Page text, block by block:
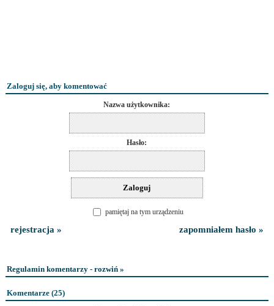
Zaloguj się, aby komentować
Nazwa użytkownika:
Hasło:
pamiętaj na tym urządzeniu
rejestracja » zapomniałem hasło »
Regulamin komentarzy - rozwiń »
Komentarze (25)